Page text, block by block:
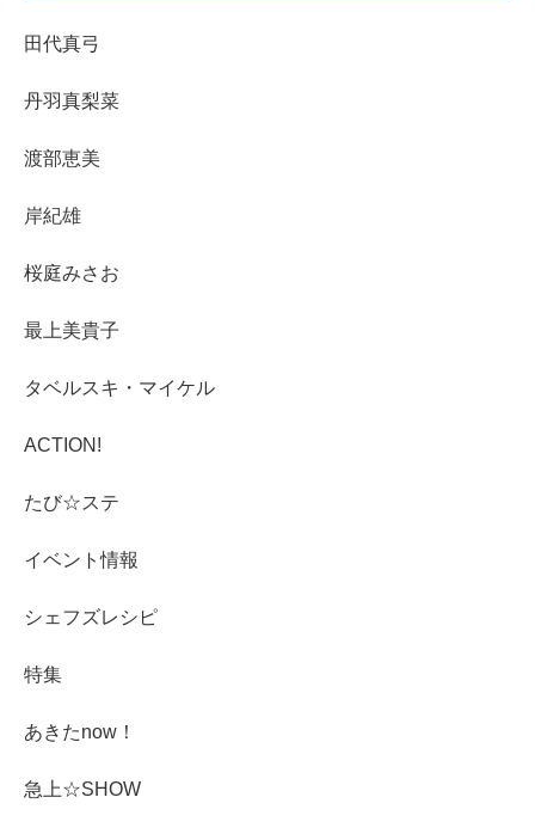
田代真弓
丹羽真梨菜
渡部恵美
岸紀雄
桜庭みさお
最上美貴子
タベルスキ・マイケル
ACTION!
たび☆ステ
イベント情報
シェフズレシピ
特集
あきたnow！
急上☆SHOW